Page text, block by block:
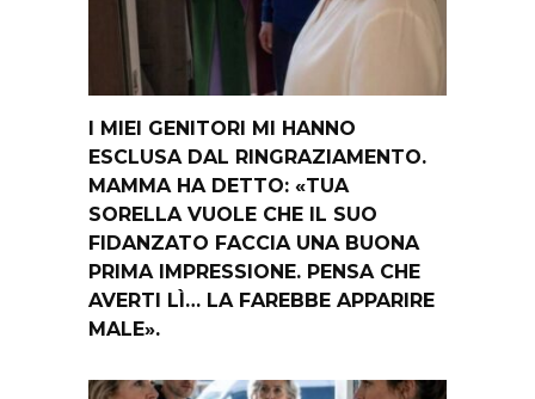
I MIEI GENITORI MI HANNO
ESCLUSA DAL RINGRAZIAMENTO.
MAMMA HA DETTO: «TUA
SORELLA VUOLE CHE IL SUO
FIDANZATO FACCIA UNA BUONA
PRIMA IMPRESSIONE. PENSA CHE
AVERTI LÌ… LA FAREBBE APPARIRE
MALE».